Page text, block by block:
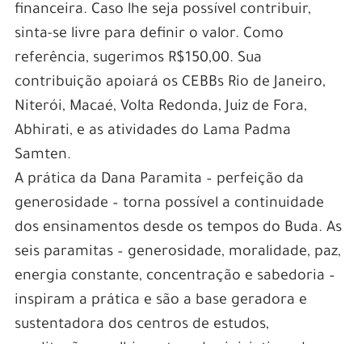
financeira. Caso lhe seja possível contribuir,
sinta-se livre para definir o valor. Como
referência, sugerimos R$150,00. Sua
contribuição apoiará os CEBBs Rio de Janeiro,
Niterói, Macaé, Volta Redonda, Juiz de Fora,
Abhirati, e as atividades do Lama Padma
Samten.
A prática da Dana Paramita – perfeição da
generosidade – torna possível a continuidade
dos ensinamentos desde os tempos do Buda. As
seis paramitas – generosidade, moralidade, paz,
energia constante, concentração e sabedoria –
inspiram a prática e são a base geradora e
sustentadora dos centros de estudos,